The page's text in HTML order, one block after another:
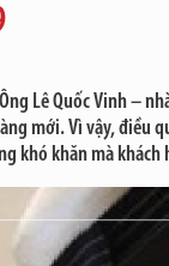
Lê Quốc Vinh –
mới. Vì vậy, điều
khó khăn mà